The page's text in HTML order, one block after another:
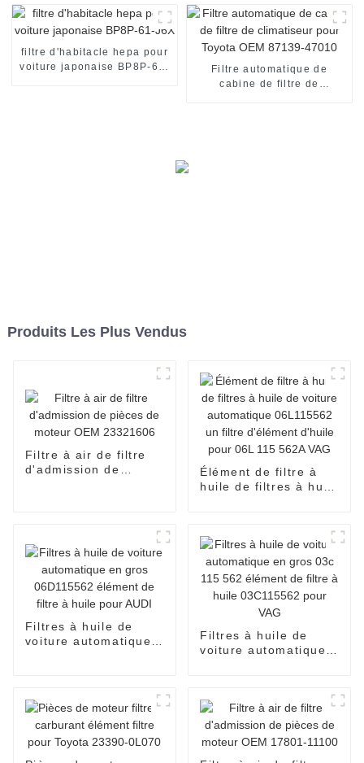
filtre d'habitacle hepa pour
voiture japonaise BP8P-61-
Filtre automatique de
cabine de filtre de
Produits Les Plus Vendus
Filtre à air de filtre
d'admission de
Élément de filtre à
huile de filtres à huile
d'élément d'huile
pour 06L 115 562A
VAG
Filtres à huile de
voiture automatique
Filtres à huile de
voiture automatique
huile 03C115562 pour
VAG